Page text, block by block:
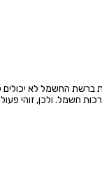
ברשת החשמל לא
חשמל. ולכן, זוהי